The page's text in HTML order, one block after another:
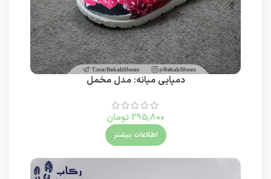
دمپایی میانه: مدل مخمل
295,800 تومان
اطلاعات بیشتر